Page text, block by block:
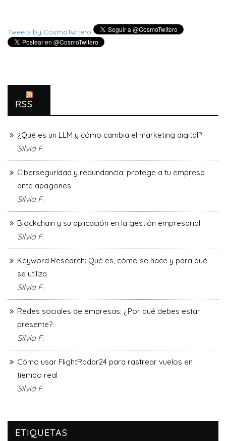
Tweets by CosmoTwitero
RSS
¿Qué es un LLM y cómo cambia el marketing digital?
Silvia F.
Ciberseguridad y redundancia: protege a tu empresa
ante apagones
Silvia F.
Blockchain y su aplicación en la gestión empresarial
Silvia F.
Keyword Research: Qué es, cómo se hace y para qué
se utiliza
Silvia F.
Redes sociales de empresas: ¿Por qué debes estar
presente?
Silvia F.
Cómo usar FlightRadar24 para rastrear vuelos en
tiempo real
Silvia F.
ETIQUETAS